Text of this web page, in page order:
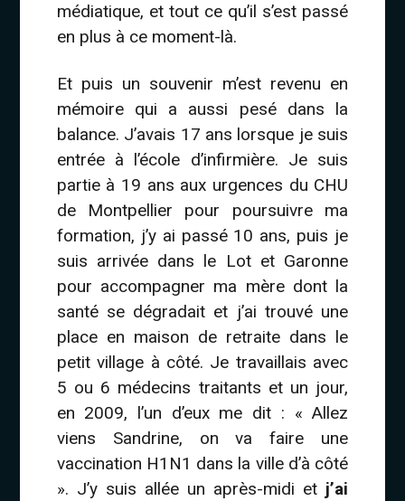
médiatique, et tout ce qu’il s’est passé
en plus à ce moment-là.
Et puis un souvenir m’est revenu en
mémoire qui a aussi pesé dans la
balance. J’avais 17 ans lorsque je suis
entrée à l’école d’infirmière. Je suis
partie à 19 ans aux urgences du CHU
de Montpellier pour poursuivre ma
formation, j’y ai passé 10 ans, puis je
suis arrivée dans le Lot et Garonne
pour accompagner ma mère dont la
santé se dégradait et j’ai trouvé une
place en maison de retraite dans le
petit village à côté. Je travaillais avec
5 ou 6 médecins traitants et un jour,
en 2009, l’un d’eux me dit : « Allez
viens Sandrine, on va faire une
vaccination H1N1 dans la ville d’à côté
». J’y suis allée un après-midi et j’ai